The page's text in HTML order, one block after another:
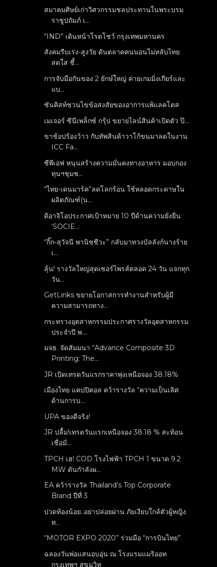
สมาคมศิษย์เก่าวิศวกรรมชลประทานในพระบรม
ราชูปถัมภ์ เ...
“IND” เดินหน้าโรดโชว์ กรุงเทพมหานคร
สังคมรีบเร่ง-สูงวัย ดันตลาดคนนอนไม่หลับไทย
สดใส ชี้...
การจับมือกันของ 2 ยักษ์ใหญ่ ค่ายเกมมิ่งเกียร์และ
แบ...
ซันคิสท์ชวนไขข้อสงสัยของอาการแพ้แลคโตส
เมเจอร์ ซีนีเพล็กซ์ กรุ้ป ขยายไลน์สินค้าเปิดตัว ป๊...
ขาช้อปร้องว้าว กับทัพสินค้าวาโก้ขนมาลดในงาน
ICC Fa...
ซีพีเอฟ หนุนสร้างความมั่นคงทางอาหาร มอบกอง
ทุนฯชุมช...
“ไทย-เดนมาร์ค”ลดโลกร้อน ใช้หลอดกระดาษใน
ผลิตภัณฑ์(น...
ดิอาจิโอประกาศเป้าหมาย 10 ปีด้านความยั่งยืน
‘SOCIE...
“กิ๊ก-สุวัจนี พานิชชีวะ” กลับมาทวงบัลลังก์นางร้าย
เ...
ลุ้น! รางวัลใหญ่สุดเซอร์ไพรส์ตลอด 24 วัน แจกทุก
วัน...
GetLinks ขยายโอกาสการทำงานสำหรับผู้มี
ความสามารถทาง...
กระทรวงอุตสาหกรรมประกาศรางวัลอุตสาหกรรม
ประจำปี พ....
มจธ. จัดสัมมนา “Advance Composite 3D
Printing: The...
JR เปิดเทรดวันแรกราคาพุ่งเหนือจอง 38.18%
เมืองไทย แคปปิตอล คว้ารางวัล “ความเป็นเลิศ
ด้านการบ...
UPA ของดีจริง!
JR ปลื้ม!เทรดวันแรกเหนือจอง 38.18 % สะท้อน
เชื่อมั่...
TPCH เฮ! COD โรงไฟฟ้า TPCH 1 ขนาด 9.2
MW ดันกำลังผ...
EA คว้ารางวัล Thailand’s Top Corporate
Brand ปีที่ 3
ปวดท้องน้อย..อย่าปล่อยผ่าน ภัยเงียบใกล้ตัวผู้หญิง
ท...
“MOTOR EXPO 2020” ร่วมมือ “การบินไทย”
ฉลองวันพ่อแสนอบอุ่น ณ โรงแรมแมริออท
กรุงเทพฯ สุขุมวิท